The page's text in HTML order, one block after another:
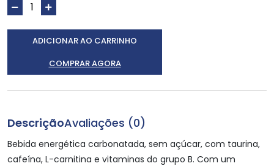
ADICIONAR AO CARRINHO
COMPRAR AGORA
DescriçãoAvaliações (0)
Bebida energética carbonatada, sem açúcar, com taurina,
cafeína, L-carnitina e vitaminas do grupo B. Com um